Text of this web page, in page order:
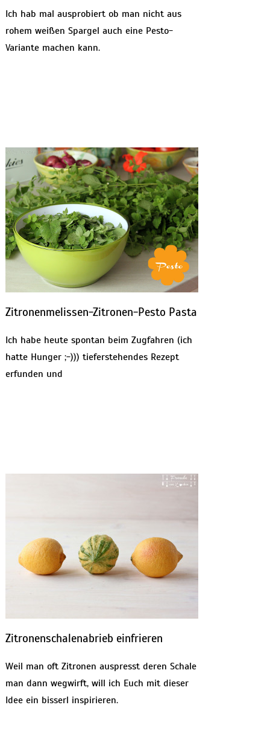
Ich hab mal ausprobiert ob man nicht aus
rohem weißen Spargel auch eine Pesto-
Variante machen kann.
Zitronenmelissen-Zitronen-Pesto Pasta
Ich habe heute spontan beim Zugfahren (ich
hatte Hunger ;-))) tieferstehendes Rezept
erfunden und
Zitronenschalenabrieb einfrieren
Weil man oft Zitronen auspresst deren Schale
man dann wegwirft, will ich Euch mit dieser
Idee ein bisserl inspirieren.